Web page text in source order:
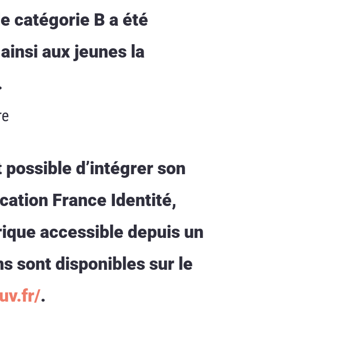
catégorie B a été
aux jeunes la
d’intégrer son
France Identité,
accessible depuis un
sont disponibles sur le
.